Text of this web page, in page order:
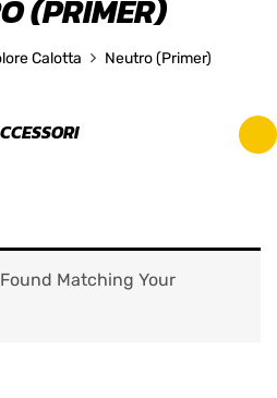
(PRIMER)
Calotta Neutro (Primer)
Matching Your